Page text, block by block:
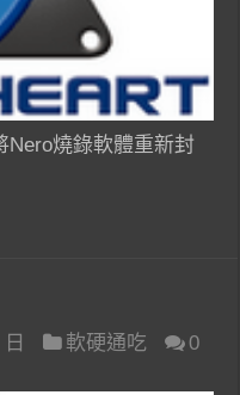
Nero燒錄軟體重新封
軟硬通吃
0